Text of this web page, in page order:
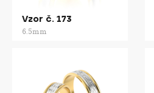
Vzor č. 173
6.5mm